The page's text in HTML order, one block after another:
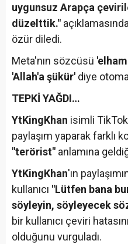
uygunsuz Arapça
düzelttik."
özür diledi.
Meta'nın sözcüsü
'Allah'a şükür' diye
TEPKİ YAĞDI…
YtKingKhan isimli TikTok
paylaşım yaparak farklı
"terörist" anlamına
YtKingKhan'ın
kullanıcı "Lütfen bana
söyleyin, söyleyecek
bir kullanıcı çeviri
olduğunu vurguladı.